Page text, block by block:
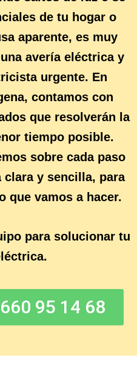
de tu hogar o
aparente, es muy
avería eléctricay
urgente. En
, contamos con
que resolverán la
tiempo posible.
sobre cada paso
y sencilla, para
que vamos a hacer.
para solucionar tu
.
95 14 68